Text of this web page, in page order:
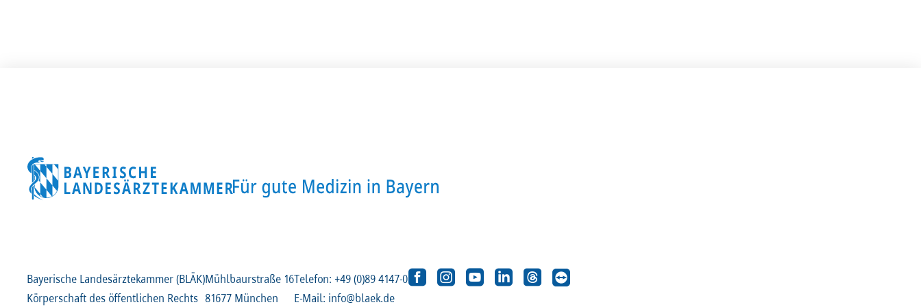
Bayerische Landesärztekammer (BLÄK)
Körperschaft des öffentlichen Rechts
Mühlbaurstraße 16
81677 München
Telefon: +49 (0)89 4147-0
E-Mail: info@blaek.de